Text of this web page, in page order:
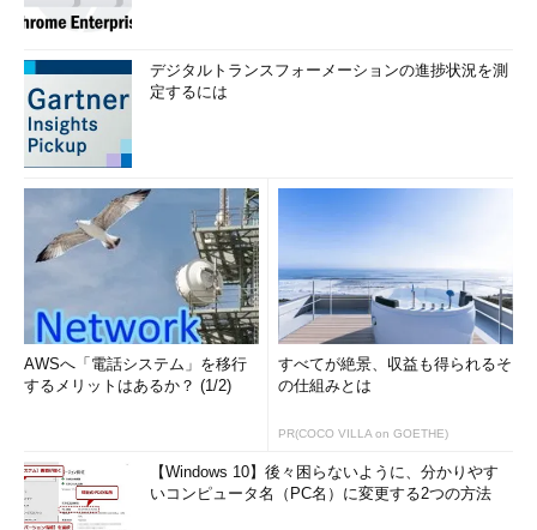
デジタルトランスフォーメーションの進捗状況を測
定するには
AWSへ「電話システム」を移行
するメリットはあるか？ (1/2)
すべてが絶景、収益も得られるそ
の仕組みとは
PR(COCO VILLA on GOETHE)
【Windows 10】後々困らないように、分かりやす
いコンピュータ名（PC名）に変更する2つの方法